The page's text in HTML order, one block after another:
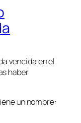
vencida en el
haber
un nombre: